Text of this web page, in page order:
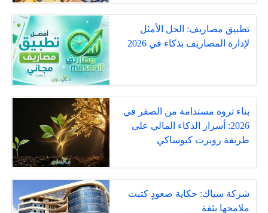
تطبيق مصاريف: الحل الأمثل
لإدارة المصاريف بذكاء في 2026
بناء ثروة مستدامة من الصفر في
2026: أسرار الذكاء المالي على
طريقة روبرت كيوساكي
شركة سياك: حكاية صعودٍ كتبت
ملامحها بثقة